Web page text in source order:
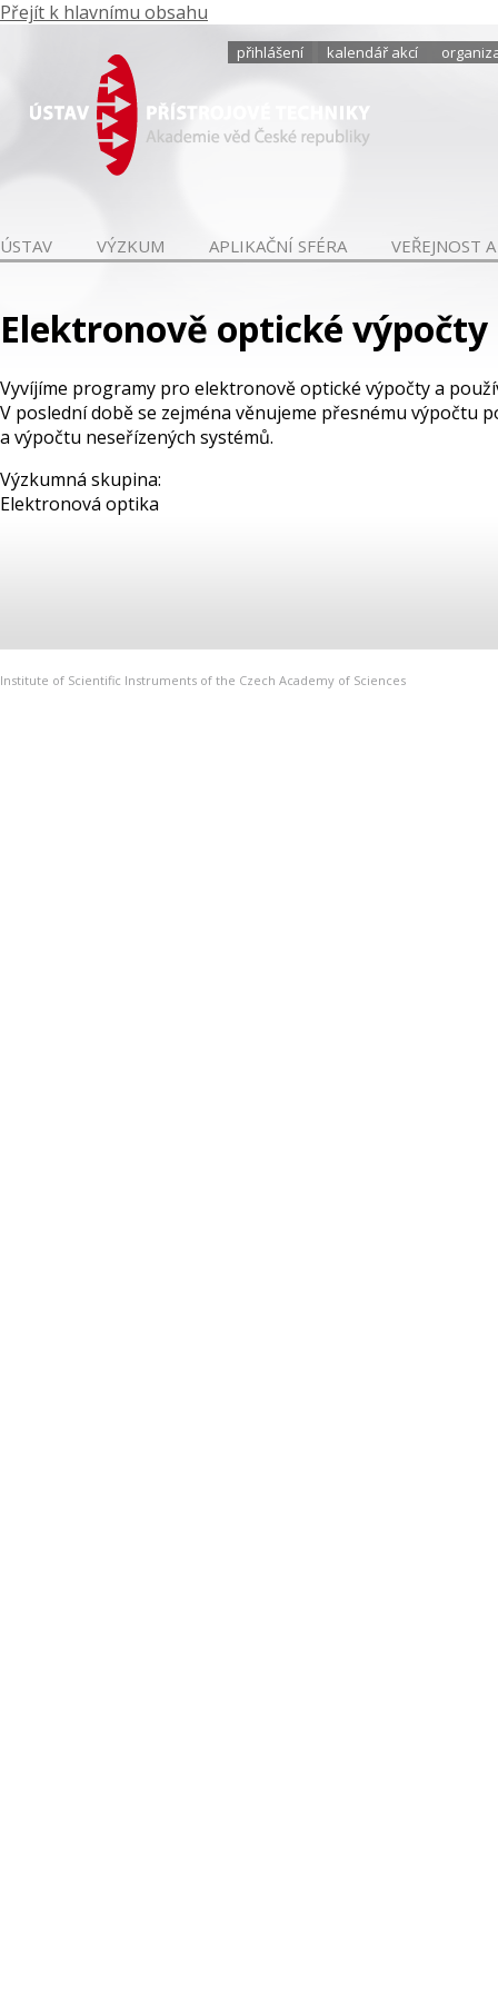
Přejít k hlavnímu obsahu
přihlášení kalendář akcí
ÚSTAV VÝZKUM APLIKAČNÍ SFÉRA VEŘEJNOST
Elektronově optické výpočty
Vyvíjíme programy pro elektronově optické výpočty a
V poslední době se zejména věnujeme přesnému
a výpočtu neseřízených systémů.
Výzkumná skupina:
Elektronová optika
Institute of Scientific Instruments of the Czech Academy of Sciences